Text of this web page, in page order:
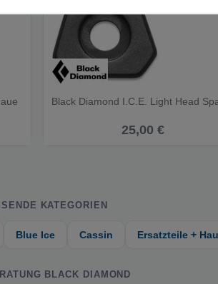
Black Diamond I.C.E. Light Head
25,00 €
KATEGORIEN
Blue Ice Cassin Ersatzteile +
BLACK DIAMOND